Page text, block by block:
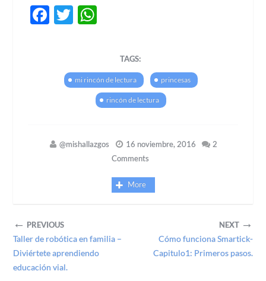
Facebook
Twitter
TAGS:
mi rincón de lectura princesas
rincón de lectura
@mishallazgos 16 noviembre, 2016
2
Comments
More
← PREVIOUS
Taller de robótica en familia –
Diviértete aprendiendo
educación vial.
NEXT →
Cómo funciona Smartick-
Capitulo1: Primeros pasos.